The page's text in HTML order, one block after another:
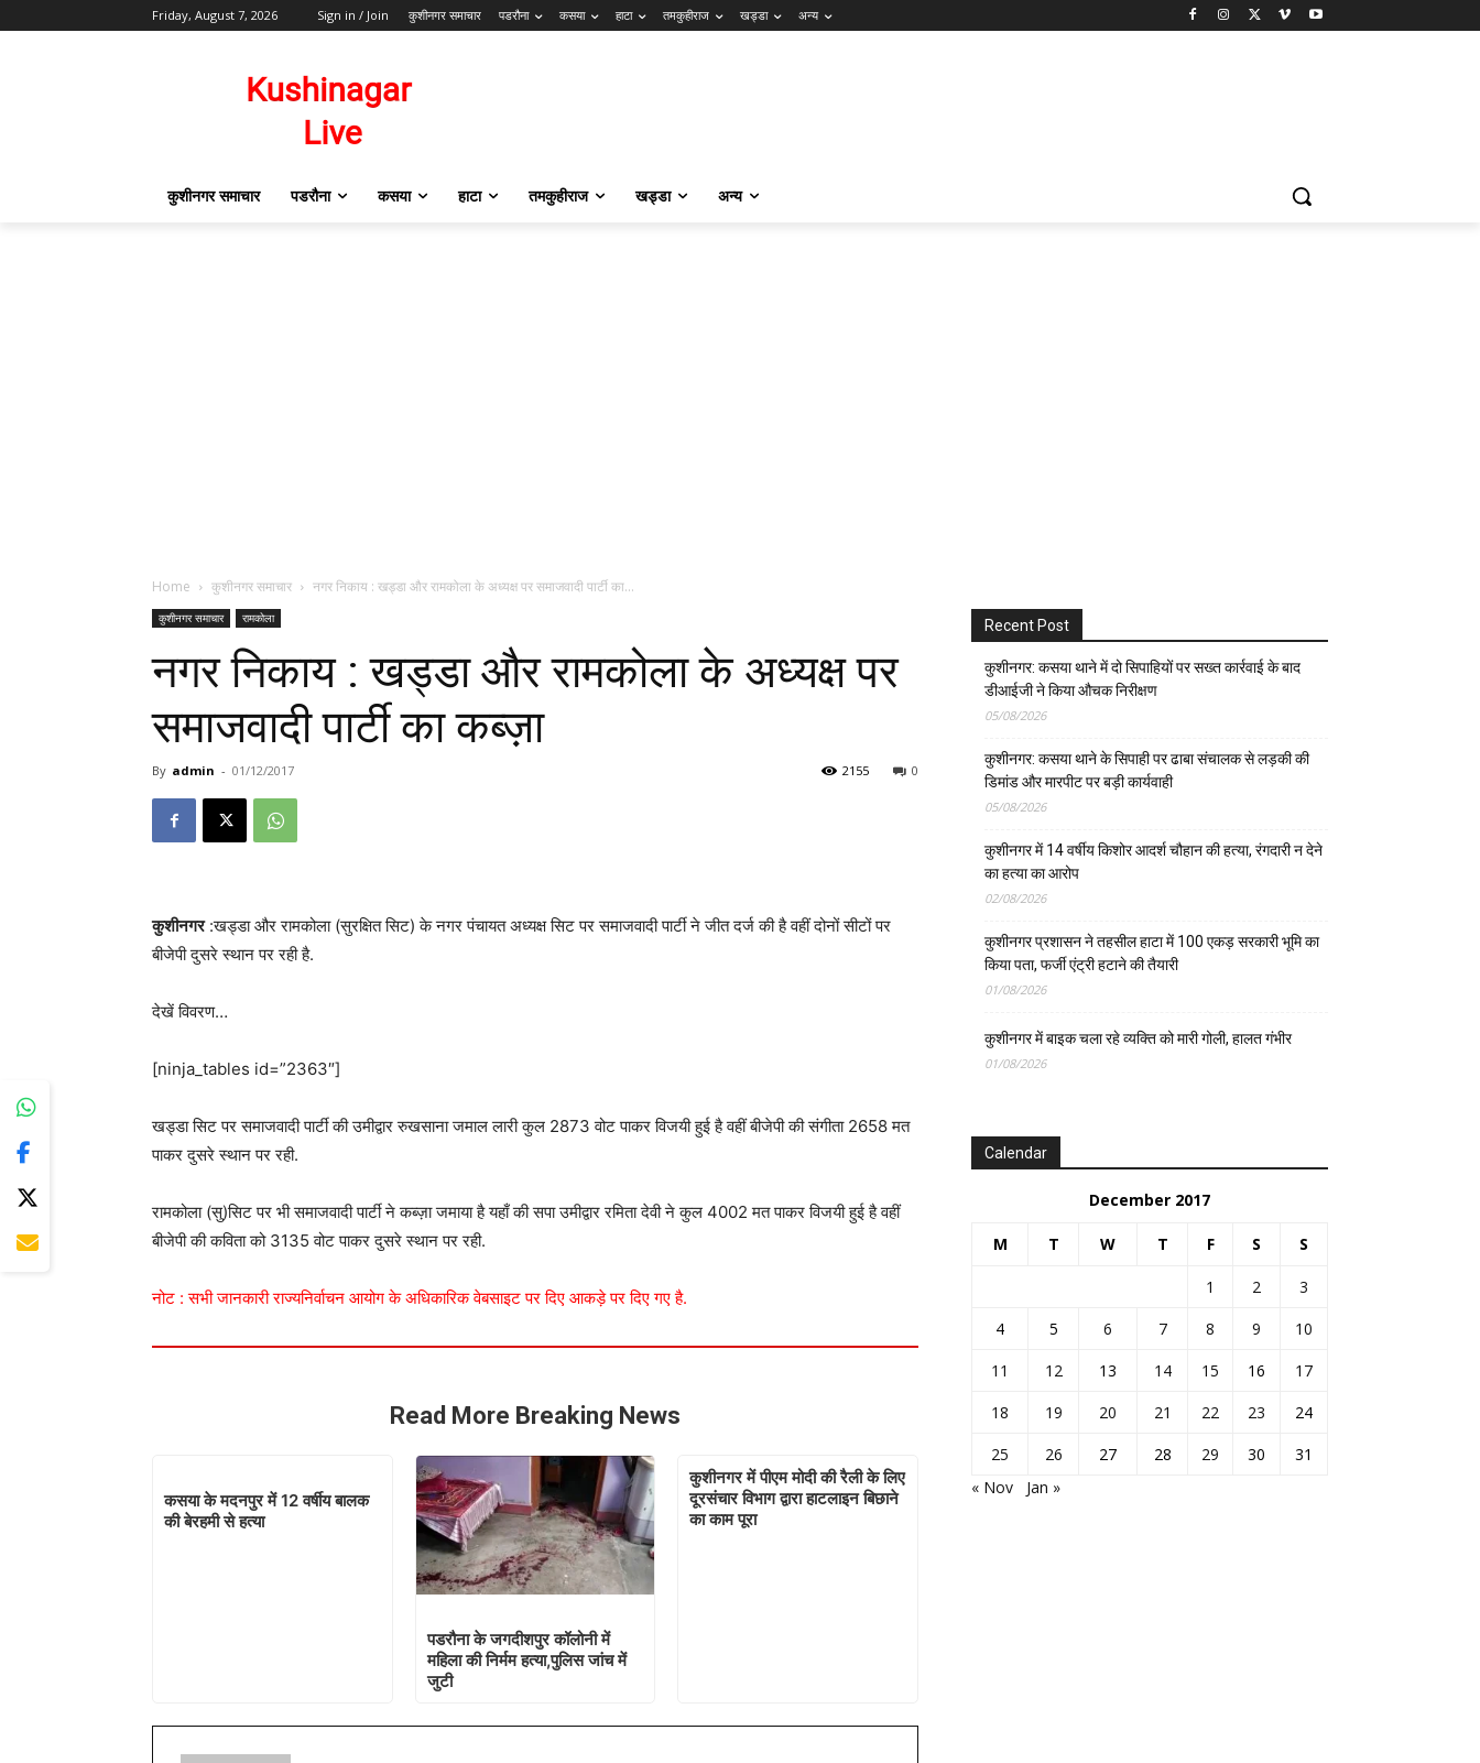
Friday, August 7, 2026 Sign in / Join कुशीनगर समाचार पडरौना कसया हाटा तमकुहीराज खड्डा अन्य
कुशीनगर समाचार पडरौना कसया हाटा तमकुहीराज खड्डा अन्य
Home कुशीनगर समाचार नगर निकाय : खड्डा और रामकोला के अध्यक्ष पर समाजवादी पार्टी का...
कुशीनगर समाचार रामकोला
नगर निकाय : खड्डा और रामकोला के अध्यक्ष पर
समाजवादी पार्टी का कब्ज़ा
By admin - 01/12/2017 0
2155
कुशीनगर:खड्डा और रामकोला (सुरक्षित सिट) के नगर पंचायत अध्यक्ष सिट पर समाजवादी पार्टी ने जीत दर्ज की है वहीं दोनों सीटों पर
बीजेपी दुसरे स्थान पर रही है.
देखें विवरण…
[ninja_tables id=”2363″]
खड्डा सिट पर समाजवादी पार्टी की उमीद्वार रुखसाना जमाल लारी कुल 2873 वोट पाकर विजयी हुई है वहीं बीजेपी की संगीता 2658 मत
पाकर दुसरे स्थान पर रही.
रामकोला (सु)सिट पर भी समाजवादी पार्टी ने कब्ज़ा जमाया है यहाँ की सपा उमीद्वार रमिता देवी ने कुल 4002 मत पाकर विजयी हुई है वहीं
बीजेपी की कविता को 3135 वोट पाकर दुसरे स्थान पर रही.
नोट : सभी जानकारी राज्यनिर्वाचन आयोग के अधिकारिक वेबसाइट पर दिए आकड़े पर दिए गए है.
Read More Breaking News
कसया के मदनपुर में 12 वर्षीय बालक
की बेरहमी से हत्या
पडरौना के जगदीशपुर कॉलोनी में
महिला की निर्मम हत्या,पुलिस जांच में
जुटी
कुशीनगर में पीएम मोदी की रैली के लिए
दूरसंचार विभाग द्वारा हाटलाइन बिछाने
का काम पूरा
Recent Post
कुशीनगर: कसया थाने में दो सिपाहियों पर सख्त कार्रवाई के बाद
डीआईजी ने किया औचक निरीक्षण
05/08/2026
कुशीनगर: कसया थाने के सिपाही पर ढाबा संचालक से लड़की की
डिमांड और मारपीट पर बड़ी कार्यवाही
05/08/2026
कुशीनगर में 14 वर्षीय किशोर आदर्श चौहान की हत्या, रंगदारी न देने
का हत्या का आरोप
02/08/2026
कुशीनगर प्रशासन ने तहसील हाटा में 100 एकड़ सरकारी भूमि का
किया पता, फर्जी एंट्री हटाने की तैयारी
01/08/2026
कुशीनगर में बाइक चला रहे व्यक्ति को मारी गोली, हालत गंभीर
01/08/2026
Calendar
December 2017
M T W T F S S
1 2
3
4
5 6 7 8 9
10
11
12 13 14 15 16
17
18
19 20 21 22 23
24
25
26 27 28 29 30
31
« Nov
Jan »